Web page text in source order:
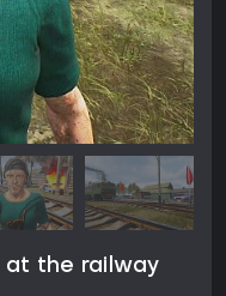
at the railway